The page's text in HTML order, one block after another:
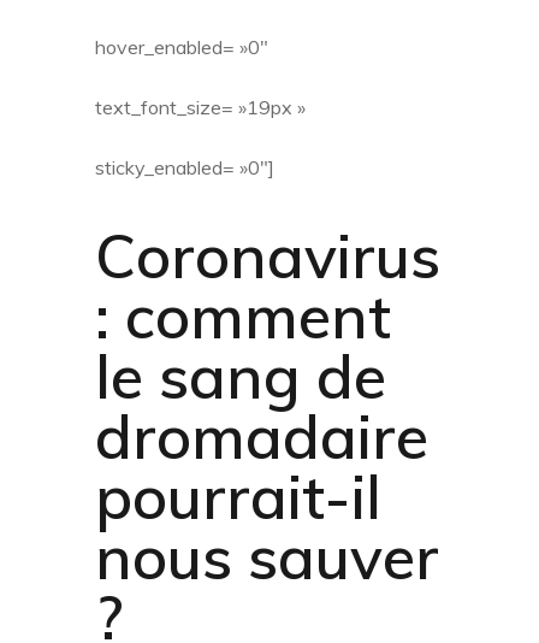
hover_enabled= »0″
text_font_size= »19px »
sticky_enabled= »0″]
Coronavirus
: comment
le sang de
dromadaire
pourrait-il
nous sauver
?